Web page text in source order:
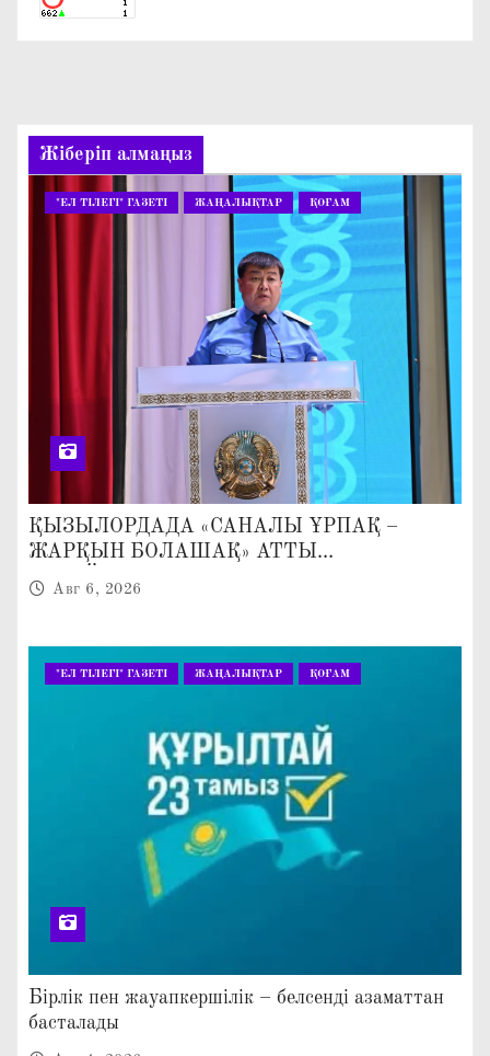
Жіберіп алмаңыз
"ЕЛ ТІЛЕГІ" ГАЗЕТІ ЖАҢАЛЫҚТАР ҚОҒАМ
ҚЫЗЫЛОРДАДА «САНАЛЫ ҰРПАҚ –
ЖАРҚЫН БОЛАШАҚ» АТТЫ
КЕҢЕЙТІЛГЕН МӘЖІЛІС ӨТТІ
Авг 6, 2026
"ЕЛ ТІЛЕГІ" ГАЗЕТІ ЖАҢАЛЫҚТАР ҚОҒАМ
Бірлік пен жауапкершілік – белсенді азаматтан
басталады